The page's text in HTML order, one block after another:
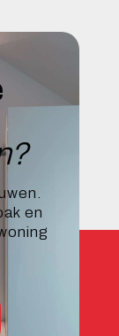
en